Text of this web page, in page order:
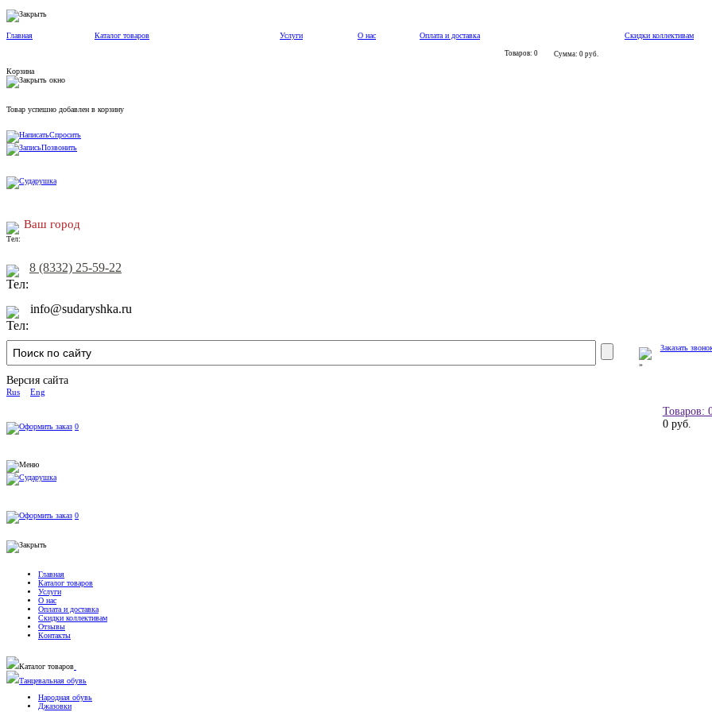
Главная Каталог товаров Услуги О нас Оплата и доставка Скидки коллективам
Товаров: 0 Сумма: 0 руб.
Корзина
Товар успешно добавлен в корзину
Спросить
Позвонить
Ваш город
8 (8332) 25-59-22
info@sudaryshka.ru
Заказать
Версия сайта
Rus Eng
Товаров:
0 руб.
0
0
Главная
Каталог товаров
Услуги
О нас
Оплата и доставка
Скидки коллективам
Отзывы
Контакты
Каталог товаров
Танцевальная обувь
Народная обувь
Джазовки